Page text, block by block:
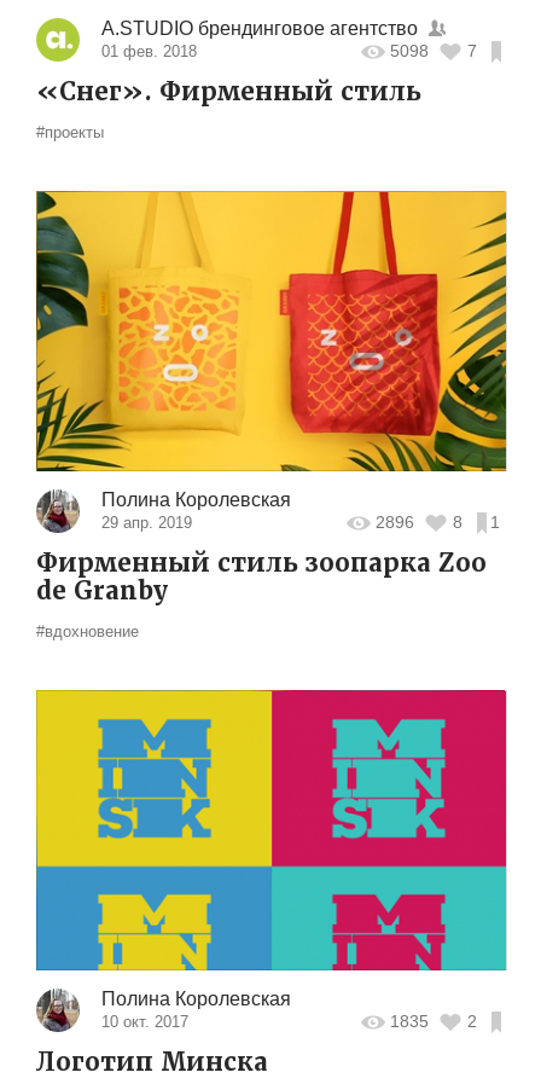
A.STUDIO брендинговое агентство
01 фев. 2018 5098 7
«Снег». Фирменный стиль
#проекты
Полина Королевская
29 апр. 2019 2896 8 1
Фирменный стиль зоопарка Zoo
de Granby
#вдохновение
Полина Королевская
10 окт. 2017 1835 2
Логотип Минска